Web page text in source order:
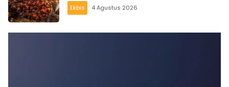
Ekbis 4 Agustus 2026